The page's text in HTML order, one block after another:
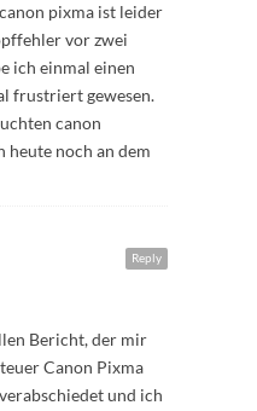
pixma ist leider
vor zwei
ich einmal einen
frustriert gewesen.
canon
heute noch an dem
Reply
Bericht, der mir
Canon Pixma
und ich